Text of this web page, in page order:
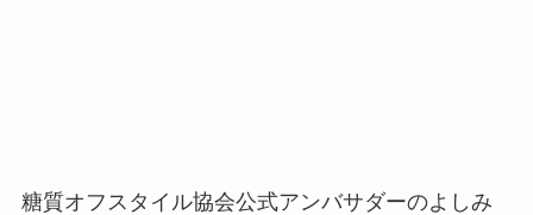
糖質オフスタイル協会公式アンバサダーのよしみ